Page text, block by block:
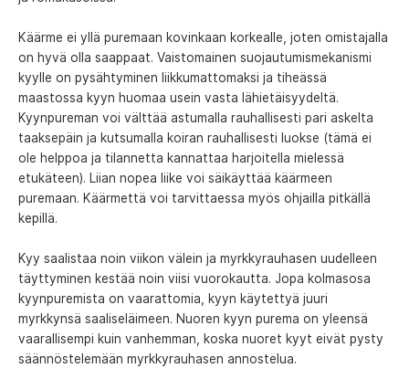
Käärme ei yllä puremaan kovinkaan korkealle, joten omistajalla
on hyvä olla saappaat. Vaistomainen suojautumismekanismi
kyylle on pysähtyminen liikkumattomaksi ja tiheässä
maastossa kyyn huomaa usein vasta lähietäisyydeltä.
Kyynpureman voi välttää astumalla rauhallisesti pari askelta
taaksepäin ja kutsumalla koiran rauhallisesti luokse (tämä ei
ole helppoa ja tilannetta kannattaa harjoitella mielessä
etukäteen). Liian nopea liike voi säikäyttää käärmeen
puremaan. Käärmettä voi tarvittaessa myös ohjailla pitkällä
kepillä.
Kyy saalistaa noin viikon välein ja myrkkyrauhasen uudelleen
täyttyminen kestää noin viisi vuorokautta. Jopa kolmasosa
kyynpuremista on vaarattomia, kyyn käytettyä juuri
myrkkynsä saaliseläimeen. Nuoren kyyn purema on yleensä
vaarallisempi kuin vanhemman, koska nuoret kyyt eivät pysty
säännöstelemään myrkkyrauhasen annostelua.